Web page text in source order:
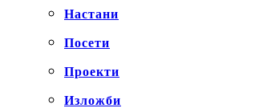
Настани
Посети
Проекти
Изложби